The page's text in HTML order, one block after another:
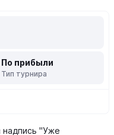
По прибыли
Тип турнира
надпись "Уже